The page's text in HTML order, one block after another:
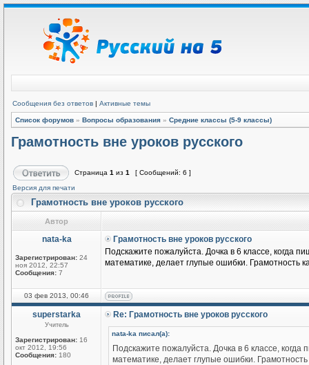
Сообщения без ответов | Активные темы
Список форумов » Вопросы образования » Средние классы (5-9 классы)
Грамотность вне уроков русского
Страница 1 из 1
[ Сообщений: 6 ]
Версия для печати
Грамотность вне уроков русского
Автор
nata-ka
Зарегистрирован: 24
ноя 2012, 22:57
Сообщения: 7
Грамотность вне уроков русского
Подскажите пожалуйста. Дочка в 6 классе, когда
математике, делает глупые ошибки. Грамотность
03 фев 2013, 00:46
superstarka
Учитель
Зарегистрирован: 16
окт 2012, 19:56
Сообщения: 180
Re: Грамотность вне уроков русского
nata-ka писал(а):
Подскажите пожалуйста. Дочка в 6 классе,
математике, делает глупые ошибки.